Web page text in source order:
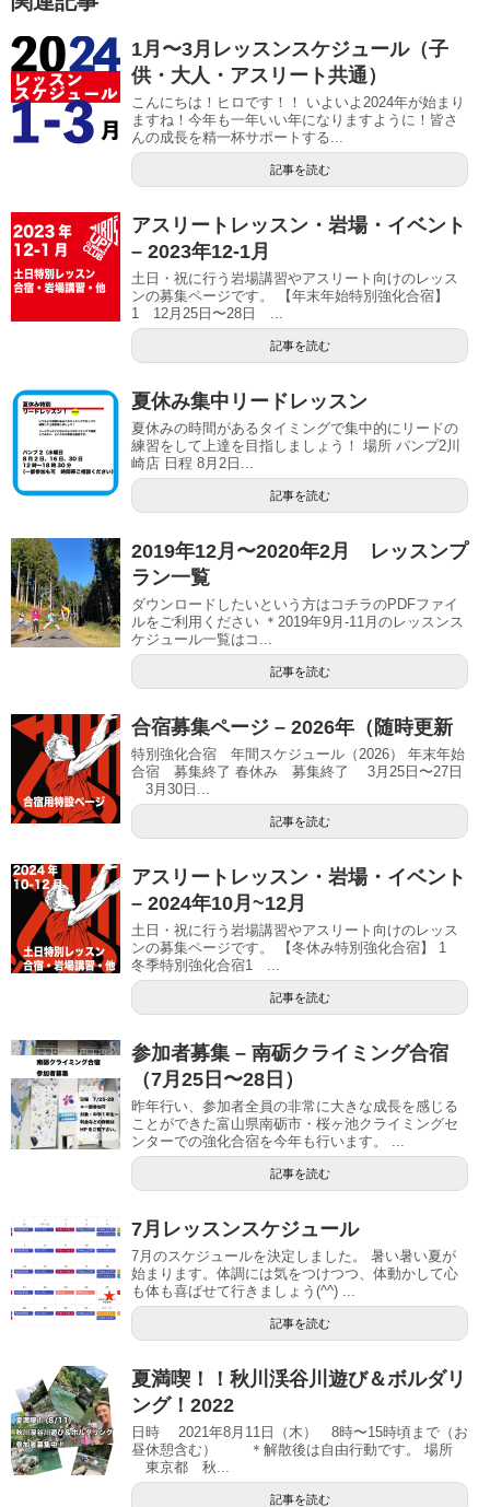
1月〜3月レッスンスケジュール（子
供・大人・アスリート共通）
こんにちは！ヒロです！！ いよいよ2024年が始まり
ますね！今年も一年いい年になりますように！皆さ
んの成長を精一杯サポートする...
記事を読む
アスリートレッスン・岩場・イベント
– 2023年12-1月
土日・祝に行う岩場講習やアスリート向けのレッス
ンの募集ページです。 【年末年始特別強化合宿】
1 12月25日〜28日 ...
記事を読む
夏休み集中リードレッスン
夏休みの時間があるタイミングで集中的にリードの
練習をして上達を目指しましょう！ 場所 パンプ2川
崎店 日程 8月2日...
記事を読む
2019年12月〜2020年2月 レッスンプ
ラン一覧
ダウンロードしたいという方はコチラのPDFファイ
ルをご利用ください ＊2019年9月-11月のレッスンス
ケジュール一覧はコ...
記事を読む
合宿募集ページ – 2026年（随時更新
特別強化合宿 年間スケジュール（2026） 年末年始
合宿 募集終了 春休み 募集終了 3月25日〜27日
3月30日...
記事を読む
アスリートレッスン・岩場・イベント
– 2024年10月~12月
土日・祝に行う岩場講習やアスリート向けのレッス
ンの募集ページです。 【冬休み特別強化合宿】 1
冬季特別強化合宿1 ...
記事を読む
参加者募集 – 南砺クライミング合宿
（7月25日〜28日）
昨年行い、参加者全員の非常に大きな成長を感じる
ことができた富山県南砺市・桜ヶ池クライミングセ
ンターでの強化合宿を今年も行います。 ...
記事を読む
7月レッスンスケジュール
7月のスケジュールを決定しました。 暑い暑い夏が
始まります。体調には気をつけつつ、体動かして心
も体も喜ばせて行きましょう(^^) ...
記事を読む
夏満喫！！秋川渓谷川遊び＆ボルダリ
ング！2022
日時 2021年8月11日（木） 8時〜15時頃まで（お
昼休憩含む） ＊解散後は自由行動です。 場所
東京都 秋...
記事を読む